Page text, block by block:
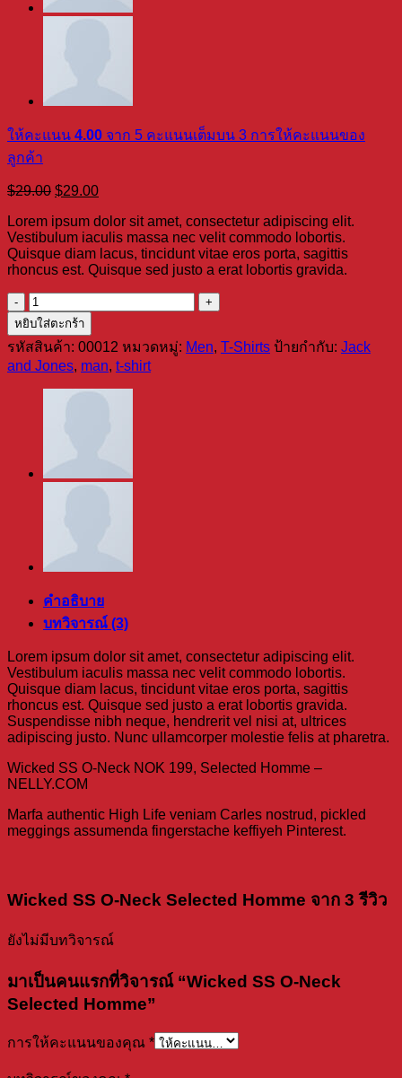
ให้คะแนน 4.00 จาก 5 คะแนนเต็มบน 3 การให้คะแนนของ
ลูกค้า
$29.00 Original
was:
$29.00.
$29.00Current
is:
$29.00.
Lorem ipsum dolor sit amet, consectetur adipiscing elit.
Vestibulum iaculis massa nec velit commodo lobortis.
Quisque diam lacus, tincidunt vitae eros porta, sagittis
rhoncus est. Quisque sed justo a erat lobortis gravida.
จำนวน
Wicked
SS
O-
Neck
Selected
Homme
หยิบใส่ตะกร้า
รหัสสินค้า: 00012 หมวดหมู่: Men, T-Shirts ป้ายกำกับ: Jack
and Jones, man, t-shirt
คำอธิบาย
บทวิจารณ์ (3)
Lorem ipsum dolor sit amet, consectetur adipiscing elit.
Vestibulum iaculis massa nec velit commodo lobortis.
Quisque diam lacus, tincidunt vitae eros porta, sagittis
rhoncus est. Quisque sed justo a erat lobortis gravida.
Suspendisse nibh neque, hendrerit vel nisi at, ultrices
adipiscing justo. Nunc ullamcorper molestie felis at pharetra.
Wicked SS O-Neck NOK 199, Selected Homme –
NELLY.COM
Marfa authentic High Life veniam Carles nostrud, pickled
meggings assumenda fingerstache keffiyeh Pinterest.
Wicked SS O-Neck Selected Homme จาก 3 รีวิว
ยังไม่มีบทวิจารณ์
มาเป็นคนแรกที่วิจารณ์ “Wicked SS O-Neck
Selected Homme”
การให้คะแนนของคุณ *